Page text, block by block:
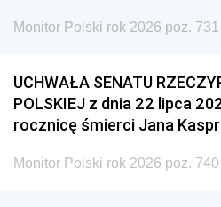
Monitor Polski rok 2026 poz. 731
UCHWAŁA SENATU
POLSKIEJ z dnia 22 lipca
rocznicę śmierci Jana
Monitor Polski rok 2026 poz. 740